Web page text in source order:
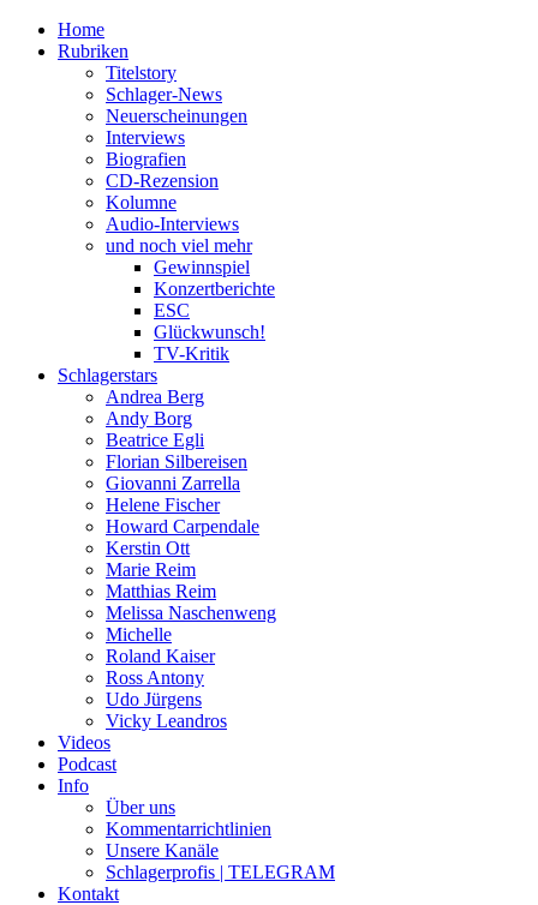
Home
Rubriken
Titelstory
Schlager-News
Neuerscheinungen
Interviews
Biografien
CD-Rezension
Kolumne
Audio-Interviews
und noch viel mehr
Gewinnspiel
Konzertberichte
ESC
Glückwunsch!
TV-Kritik
Schlagerstars
Andrea Berg
Andy Borg
Beatrice Egli
Florian Silbereisen
Giovanni Zarrella
Helene Fischer
Howard Carpendale
Kerstin Ott
Marie Reim
Matthias Reim
Melissa Naschenweng
Michelle
Roland Kaiser
Ross Antony
Udo Jürgens
Vicky Leandros
Videos
Podcast
Info
Über uns
Kommentarrichtlinien
Unsere Kanäle
Schlagerprofis | TELEGRAM
Kontakt